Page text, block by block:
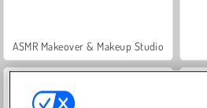
ASMR Makeover & Makeup Studio